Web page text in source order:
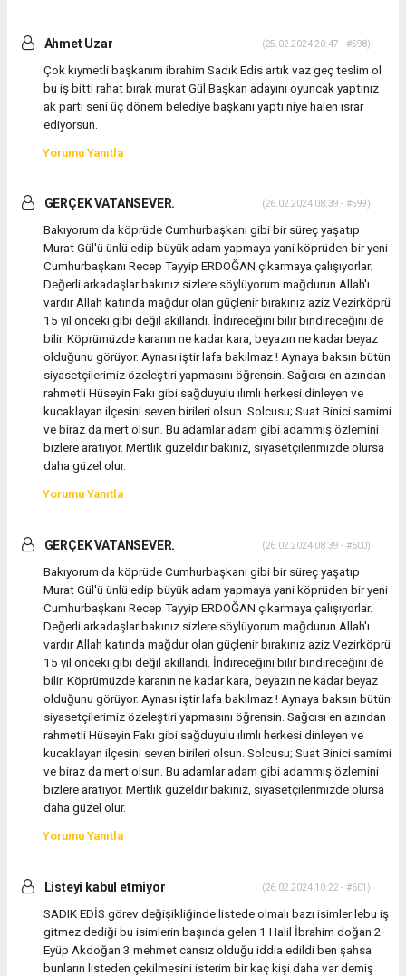
Ahmet Uzar (25.02.2024 20:47 - #598)
Çok kıymetli başkanım ibrahim Sadık Edis artık vaz geç teslim ol
bu iş bitti rahat bırak murat Gül Başkan adayını oyuncak yaptınız
ak parti seni üç dönem belediye başkanı yaptı niye halen ısrar
ediyorsun.
Yorumu Yanıtla
GERÇEK VATANSEVER. (26.02.2024 08:39 - #599)
Bakıyorum da köprüde Cumhurbaşkanı gibi bir süreç yaşatıp
Murat Gül'ü ünlü edip büyük adam yapmaya yani köprüden bir yeni
Cumhurbaşkanı Recep Tayyip ERDOĞAN çıkarmaya çalışıyorlar.
Değerli arkadaşlar bakınız sizlere söylüyorum mağdurun Allah'ı
vardır Allah katında mağdur olan güçlenir bırakınız aziz Vezirköprü
15 yıl önceki gibi değil akıllandı. İndireceğini bilir bindireceğini de
bilir. Köprümüzde karanın ne kadar kara, beyazın ne kadar beyaz
olduğunu görüyor. Aynası iştir lafa bakılmaz ! Aynaya baksın bütün
siyasetçilerimiz özeleştiri yapmasını öğrensin. Sağcısı en azından
rahmetli Hüseyin Fakı gibi sağduyulu ılımlı herkesi dinleyen ve
kucaklayan ilçesini seven birileri olsun. Solcusu; Suat Binici samimi
ve biraz da mert olsun. Bu adamlar adam gibi adammış özlemini
bizlere aratıyor. Mertlik güzeldir bakınız, siyasetçilerimizde olursa
daha güzel olur.
Yorumu Yanıtla
GERÇEK VATANSEVER. (26.02.2024 08:39 - #600)
Bakıyorum da köprüde Cumhurbaşkanı gibi bir süreç yaşatıp
Murat Gül'ü ünlü edip büyük adam yapmaya yani köprüden bir yeni
Cumhurbaşkanı Recep Tayyip ERDOĞAN çıkarmaya çalışıyorlar.
Değerli arkadaşlar bakınız sizlere söylüyorum mağdurun Allah'ı
vardır Allah katında mağdur olan güçlenir bırakınız aziz Vezirköprü
15 yıl önceki gibi değil akıllandı. İndireceğini bilir bindireceğini de
bilir. Köprümüzde karanın ne kadar kara, beyazın ne kadar beyaz
olduğunu görüyor. Aynası iştir lafa bakılmaz ! Aynaya baksın bütün
siyasetçilerimiz özeleştiri yapmasını öğrensin. Sağcısı en azından
rahmetli Hüseyin Fakı gibi sağduyulu ılımlı herkesi dinleyen ve
kucaklayan ilçesini seven birileri olsun. Solcusu; Suat Binici samimi
ve biraz da mert olsun. Bu adamlar adam gibi adammış özlemini
bizlere aratıyor. Mertlik güzeldir bakınız, siyasetçilerimizde olursa
daha güzel olur.
Yorumu Yanıtla
Listeyi kabul etmiyor (26.02.2024 10:22 - #601)
SADIK EDİS görev değişikliğinde listede olmalı bazı isimler lebu iş
gitmez dediği bu isimlerin başında gelen 1 Halil İbrahim doğan 2
Eyüp Akdoğan 3 mehmet cansız olduğu iddia edildi ben şahsa
bunların listeden çekilmesini isterim bir kaç kişi daha var demiş